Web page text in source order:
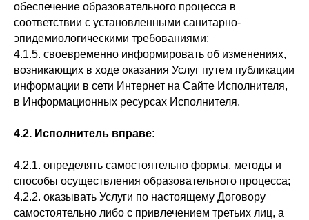
обеспечение образовательного процесса в
соответствии с установленными санитарно-
эпидемиологическими требованиями;
4.1.5. своевременно информировать об изменениях,
возникающих в ходе оказания Услуг путем публикации
информации в сети Интернет на Сайте Исполнителя,
в Информационных ресурсах Исполнителя.
4.2. Исполнитель вправе:
4.2.1. определять самостоятельно формы, методы и
способы осуществления образовательного процесса;
4.2.2. оказывать Услуги по настоящему Договору
самостоятельно либо с привлечением третьих лиц, а